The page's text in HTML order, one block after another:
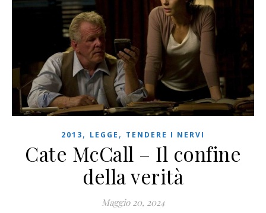
2013, LEGGE , TENDERE I NERVI
Cate McCall – Il confine
della verità
Maggio 20, 2024